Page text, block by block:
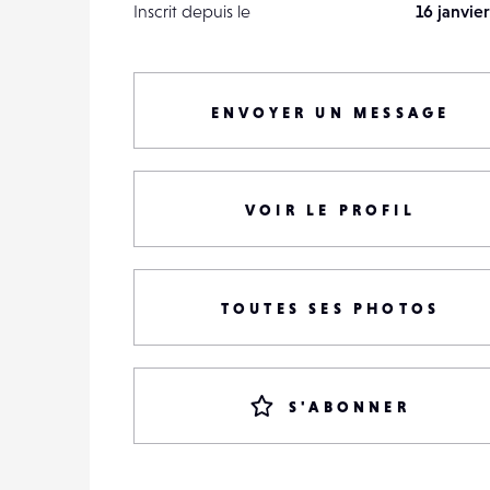
Inscrit depuis le 16
ENVOYER UN MESSAGE
VOIR LE PROFIL
TOUTES SES PHOTOS
S'ABONNER